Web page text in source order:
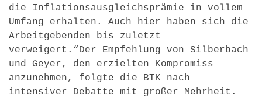
die Inflationsausgleichsprämie in vollem
Umfang erhalten. Auch hier haben sich die
Arbeitgebenden bis zuletzt
verweigert.“Der Empfehlung von Silberbach
und Geyer, den erzielten Kompromiss
anzunehmen, folgte die BTK nach
intensiver Debatte mit großer Mehrheit.